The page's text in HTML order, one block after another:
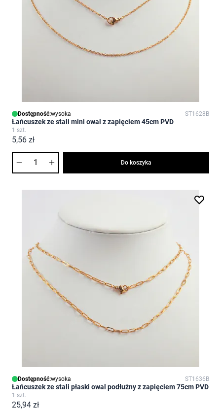
Dostępność:wysoka ST1628B
Łańcuszek ze stali mini owal z zapięciem 45cm PVD
1 szt.
5,56 zł
Do koszyka
Dostępność:wysoka ST1636B
Łańcuszek ze stali płaski owal podłużny z zapięciem 75cm PVD
1 szt.
25,94 zł